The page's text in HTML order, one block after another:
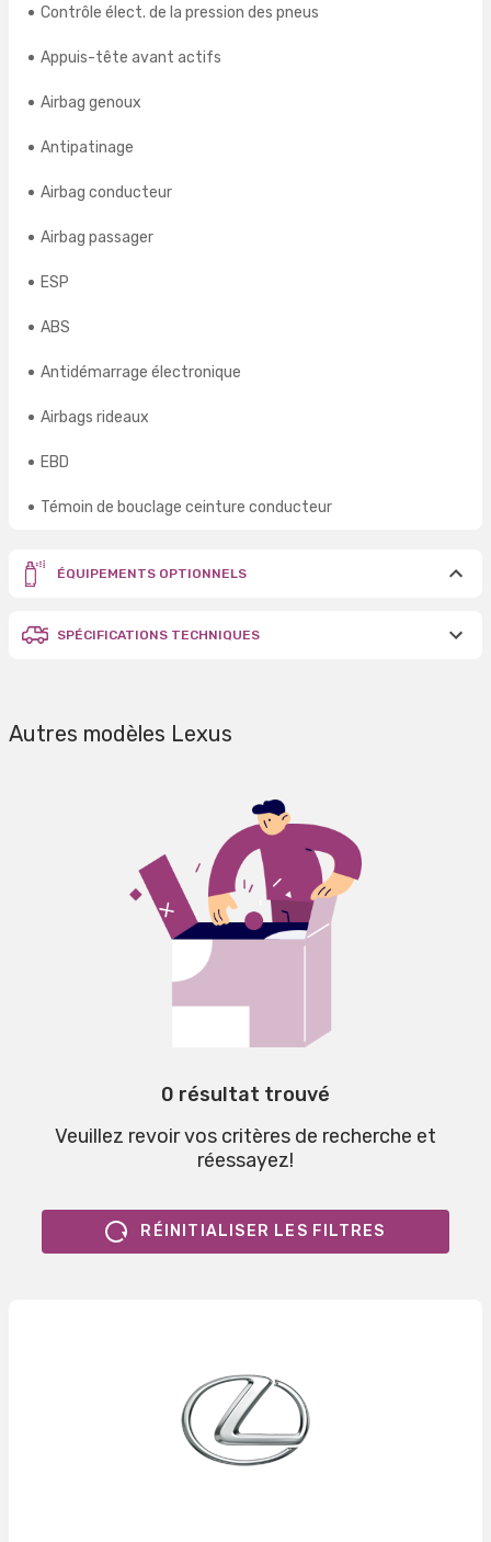
Contrôle élect. de la pression des pneus
Appuis-tête avant actifs
Airbag genoux
Antipatinage
Airbag conducteur
Airbag passager
ESP
ABS
Antidémarrage électronique
Airbags rideaux
EBD
Témoin de bouclage ceinture conducteur
ÉQUIPEMENTS OPTIONNELS
SPÉCIFICATIONS TECHNIQUES
Autres modèles Lexus
0 résultat trouvé
Veuillez revoir vos critères de recherche et
réessayez!
RÉINITIALISER LES FILTRES